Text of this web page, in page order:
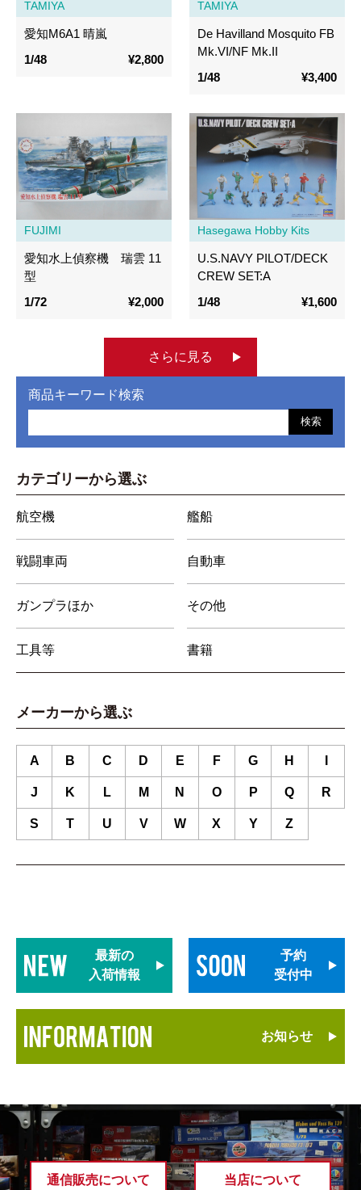
TAMIYA
愛知M6A1 晴嵐
1/48
¥2,800
TAMIYA
De Havilland Mosquito FB
Mk.VI/NF Mk.II
1/48
¥3,400
FUJIMI
愛知水上偵察機 瑞雲 11
型
1/72
¥2,000
Hasegawa Hobby Kits
U.S.NAVY PILOT/DECK
CREW SET:A
1/48
¥1,600
さらに見る
商品キーワード検索
検索
カテゴリーから選ぶ
航空機 艦船
戦闘車両 自動車
ガンプラほか その他
工具等 書籍
メーカーから選ぶ
A B C D E F G H
J K L M N O P Q R
S T U V W X Y Z
最新の
入荷情報
予約
受付中
お知らせ
通信販売について 当店について